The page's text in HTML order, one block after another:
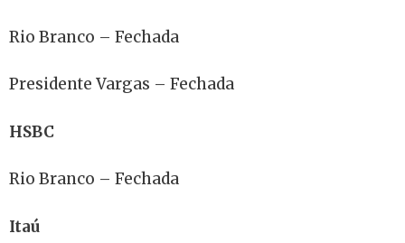
Rio Branco – Fechada
Presidente Vargas – Fechada
HSBC
Rio Branco – Fechada
Itaú